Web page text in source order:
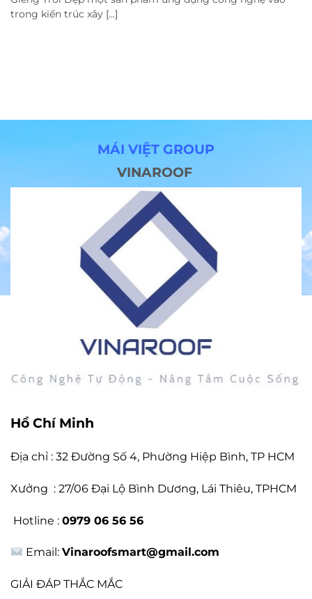
trong kiến trúc xây [...]
MÁI VIỆT GROUP
VINAROOF
Hồ Chí Minh
Địa chỉ : 32 Đường Số 4, Phường Hiệp Bình, TP HCM
Xưởng : 27/06 Đại Lộ Bình Dương, Lái Thiêu, TPHCM
Hotline : 0979 06 56 56
Email:Vinaroofsmart@gmail.com
GIẢI ĐÁP THẮC MẮC